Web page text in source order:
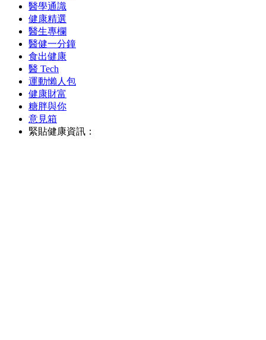
醫學通識
健康精選
醫生專欄
醫健一分鐘
食出健康
醫 Tech
運動懶人包
健康財富
糖胖與你
意見箱
緊貼健康資訊：